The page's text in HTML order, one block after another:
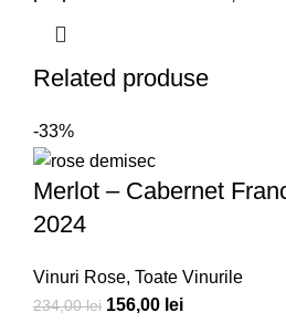
Related produse
-33%
Merlot – Cabernet
2024
Vinuri Rose, Toate Vinurile
234,00lei 156,00 lei